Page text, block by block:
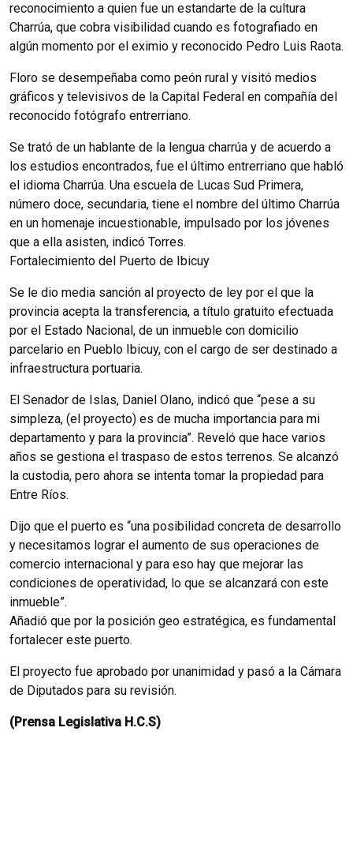
reconocimiento a quien fue un estandarte de la cultura
Charrúa, que cobra visibilidad cuando es fotografiado en
algún momento por el eximio y reconocido Pedro Luis Raota.
Floro se desempeñaba como peón rural y visitó medios
gráficos y televisivos de la Capital Federal en compañía del
reconocido fotógrafo entrerriano.
Se trató de un hablante de la lengua charrúa y de acuerdo a
los estudios encontrados, fue el último entrerriano que habló
el idioma Charrúa. Una escuela de Lucas Sud Primera,
número doce, secundaria, tiene el nombre del último Charrúa
en un homenaje incuestionable, impulsado por los jóvenes
que a ella asisten, indicó Torres.
Fortalecimiento del Puerto de Ibicuy
Se le dio media sanción al proyecto de ley por el que la
provincia acepta la transferencia, a título gratuito efectuada
por el Estado Nacional, de un inmueble con domicilio
parcelario en Pueblo Ibicuy, con el cargo de ser destinado a
infraestructura portuaria.
El Senador de Islas, Daniel Olano, indicó que “pese a su
simpleza, (el proyecto) es de mucha importancia para mi
departamento y para la provincia”. Reveló que hace varios
años se gestiona el traspaso de estos terrenos. Se alcanzó
la custodia, pero ahora se intenta tomar la propiedad para
Entre Ríos.
Dijo que el puerto es “una posibilidad concreta de desarrollo
y necesitamos lograr el aumento de sus operaciones de
comercio internacional y para eso hay que mejorar las
condiciones de operatividad, lo que se alcanzará con este
inmueble”.
Añadió que por la posición geo estratégica, es fundamental
fortalecer este puerto.
El proyecto fue aprobado por unanimidad y pasó a la Cámara
de Diputados para su revisión.
(Prensa Legislativa H.C.S)